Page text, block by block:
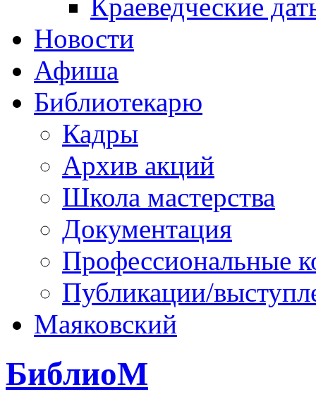
Краеведческие
Новости
Афиша
Библиотекарю
Кадры
Архив акций
Школа мастерства
Документация
Профессиональные
Публикации/
Маяковский
БиблиоМ